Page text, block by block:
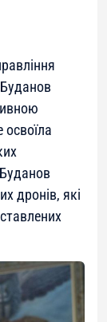
дронів, які